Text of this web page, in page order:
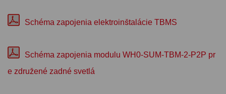
Schéma zapojenia elektroinštalácie TBMS
Schéma zapojenia modulu WH0-SUM-TBM-2-P2P pr
e združené zadné svetlá